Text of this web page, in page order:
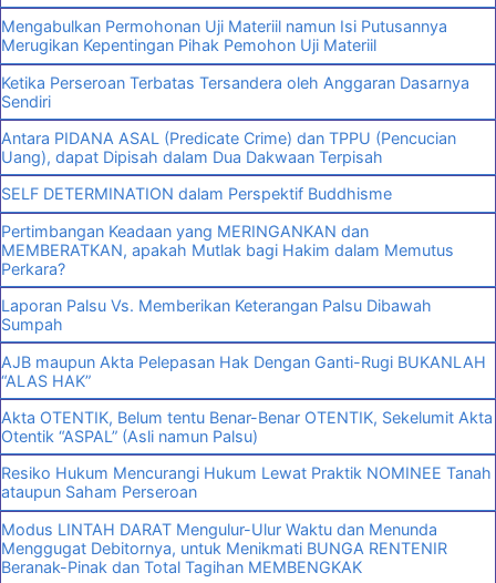
Mengabulkan Permohonan Uji Materiil namun Isi Putusannya
Merugikan Kepentingan Pihak Pemohon Uji Materiil
Ketika Perseroan Terbatas Tersandera oleh Anggaran Dasarnya
Sendiri
Antara PIDANA ASAL (Predicate Crime) dan TPPU (Pencucian
Uang), dapat Dipisah dalam Dua Dakwaan Terpisah
SELF DETERMINATION dalam Perspektif Buddhisme
Pertimbangan Keadaan yang MERINGANKAN dan
MEMBERATKAN, apakah Mutlak bagi Hakim dalam Memutus
Perkara?
Laporan Palsu Vs. Memberikan Keterangan Palsu Dibawah
Sumpah
AJB maupun Akta Pelepasan Hak Dengan Ganti-Rugi BUKANLAH
“ALAS HAK”
Akta OTENTIK, Belum tentu Benar-Benar OTENTIK, Sekelumit Akta
Otentik “ASPAL” (Asli namun Palsu)
Resiko Hukum Mencurangi Hukum Lewat Praktik NOMINEE Tanah
ataupun Saham Perseroan
Modus LINTAH DARAT Mengulur-Ulur Waktu dan Menunda
Menggugat Debitornya, untuk Menikmati BUNGA RENTENIR
Beranak-Pinak dan Total Tagihan MEMBENGKAK